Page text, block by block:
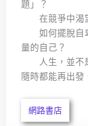
題」？
在競爭中渴望
如何擺脫自卑
量的自己？
人生，並不是
隨時都能再出發
網路書店